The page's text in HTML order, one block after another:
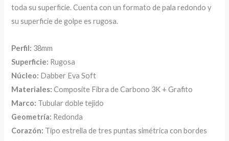
toda su superficie. Cuenta con un formato de pala redondo y
su superficie de golpe es rugosa.
Perfil: 38mm
Superficie: Rugosa
Núcleo: Dabber Eva Soft
Materiales:Composite Fibra de Carbono 3K + Grafito
Marco: Tubular doble tejido
Geometría: Redonda
Corazón: Tipo estrella de tres puntas simétrica con bordes